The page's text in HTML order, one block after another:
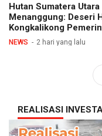
Hutan Sumatera
Menanggung: Deseri
Kongkalikong
NEWS 2 hari yang lalu
REALISASI